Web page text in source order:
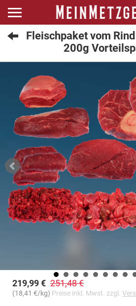
Fleischpaket vom
200g
219,99 € 251,48 €
(18,41 €/kg) Preise inkl. Mwst. zzgl.